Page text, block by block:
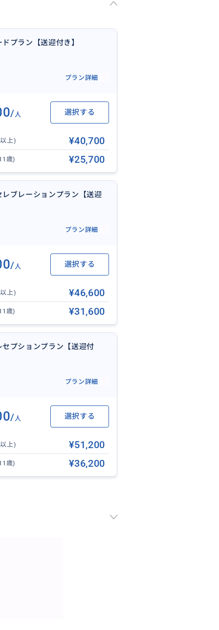
車椅子でアクセス可能な乗
ョサラダ ハワイ産野菜のサ
ュドポテトと季節の野菜
ム コナブレンドコーヒー、マ
でにお知らせください)
免許証やパスポートをご持参
プラン【送迎付き】
プラン詳細
/人 選択する
上) ¥40,700
歳) ¥25,700
レブレーションプラン【送迎
プラン詳細
/人 選択する
上) ¥46,600
歳) ¥31,600
セプションプラン【送迎付
プラン詳細
/人 選択する
上) ¥51,200
歳) ¥36,200